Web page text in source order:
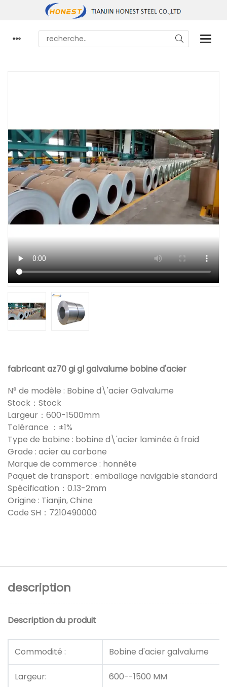
fabricant az70 gi gl galvalume bobine d'acier
N° de modèle : Bobine d\'acier Galvalume
Stock：Stock
Largeur：600-1500mm
Tolérance ：±1%
Type de bobine : bobine d\'acier laminée à froid
Grade : acier au carbone
Marque de commerce : honnête
Paquet de transport : emballage navigable standard
Spécification：0.13-2mm
Origine : Tianjin, Chine
Code SH：7210490000
description
Description du produit
Commodité : Bobine d'acier galvalume
Largeur: 600--1500 MM